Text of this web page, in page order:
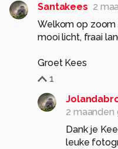
Santakees 2
Welkom op zoom
mooi licht, fraai
Groet Kees
1
2 maanden
Dank je
leuke